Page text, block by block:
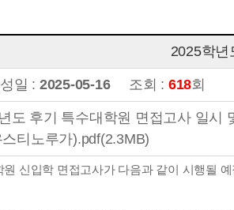
2025학년
일 : 2025-05-16조회 : 618회
도 후기 특수대학원 면접고사 일시
티노루가).pdf(2.3MB)
원 신입학 면접고사가 다음과 같이 시행될